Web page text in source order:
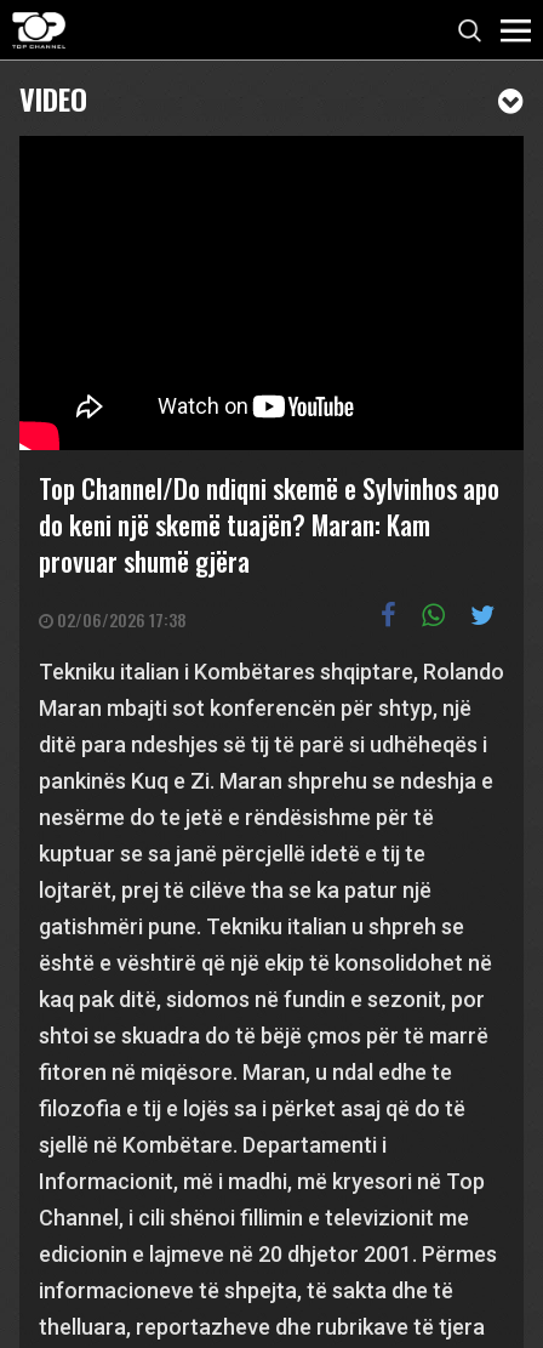
VIDEO
Top Channel/Do ndiqni skemë e Sylvinhos apo
do keni një skemë tuajën? Maran: Kam
provuar shumë gjëra
02/06/2026 17:38
Tekniku italian i Kombëtares shqiptare, Rolando
Maran mbajti sot konferencën për shtyp, një
ditë para ndeshjes së tij të parë si udhëheqës i
pankinës Kuq e Zi. Maran shprehu se ndeshja e
nesërme do te jetë e rëndësishme për të
kuptuar se sa janë përcjellë idetë e tij te
lojtarët, prej të cilëve tha se ka patur një
gatishmëri pune. Tekniku italian u shpreh se
është e vështirë që një ekip të konsolidohet në
kaq pak ditë, sidomos në fundin e sezonit, por
shtoi se skuadra do të bëjë çmos për të marrë
fitoren në miqësore. Maran, u ndal edhe te
filozofia e tij e lojës sa i përket asaj që do të
sjellë në Kombëtare. Departamenti i
Informacionit, më i madhi, më kryesori në Top
Channel, i cili shënoi fillimin e televizionit me
edicionin e lajmeve në 20 dhjetor 2001. Përmes
informacioneve të shpejta, të sakta dhe të
thelluara, reportazheve dhe rubrikave të tjera